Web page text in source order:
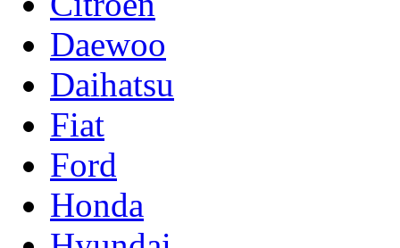
Daewoo
Daihatsu
Fiat
Ford
Honda